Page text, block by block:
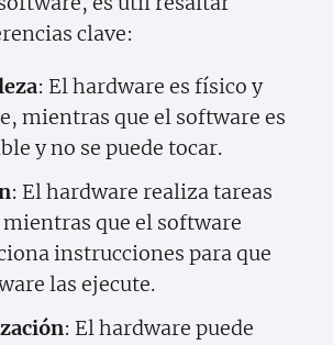
clave:
: El hardware es físico y
mientras que el software es
y no se puede tocar.
: El hardware realiza tareas
que el software
instrucciones para que
las ejecute.
: El hardware puede